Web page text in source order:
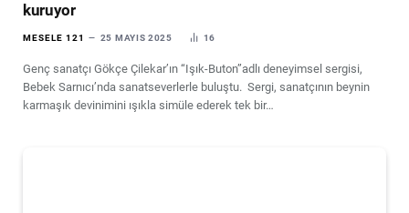
kuruyor
MESELE 121 25 MAYIS 2025 16
Genç sanatçı Gökçe Çilekar’ın “Işık-Buton”adlı deneyimsel sergisi,
Bebek Sarnıcı’nda sanatseverlerle buluştu. Sergi, sanatçının beynin
karmaşık devinimini ışıkla simüle ederek tek bir…